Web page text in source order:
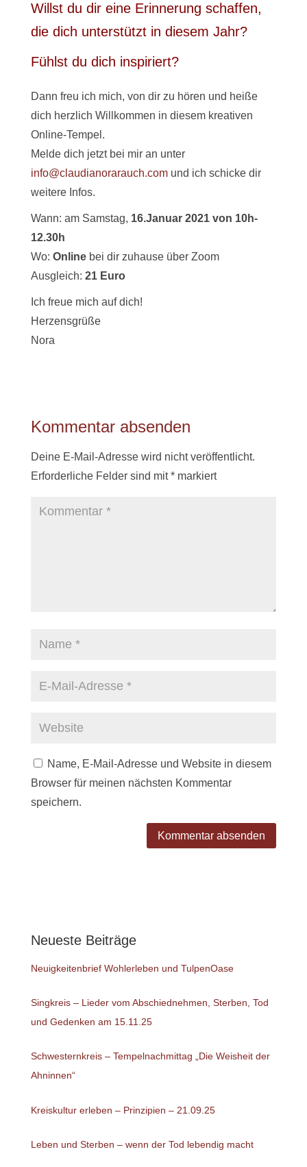
Willst du dir eine Erinnerung schaffen,
die dich unterstützt in diesem Jahr?
Fühlst du dich inspiriert?
Dann freu ich mich, von dir zu hören und heiße
dich herzlich Willkommen in diesem kreativen
Online-Tempel.
Melde dich jetzt bei mir an unter
info@claudianorarauch.comund ich schicke dir
weitere Infos.
Wann: am Samstag, 16.Januar 2021 von 10h-
12.30h
Wo: Onlinebei dir zuhause über Zoom
Ausgleich: 21 Euro
Ich freue mich auf dich!
Herzensgrüße
Nora
Kommentar absenden
Deine E-Mail-Adresse wird nicht veröffentlicht.
Erforderliche Felder sind mit*markiert
Name, E-Mail-Adresse und Website in diesem
Browser für meinen nächsten Kommentar
speichern.
Neueste Beiträge
Neuigkeitenbrief Wohlerleben und TulpenOase
Singkreis – Lieder vom Abschiednehmen, Sterben, Tod
und Gedenken am 15.11.25
Schwesternkreis – Tempelnachmittag „Die Weisheit der
Ahninnen“
Kreiskultur erleben – Prinzipien – 21.09.25
Leben und Sterben – wenn der Tod lebendig macht